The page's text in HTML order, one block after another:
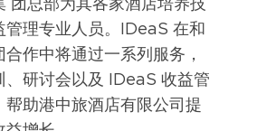
管理专业人员。IDeaS 在和
作中将通过一系列服务，
、研讨会以及 IDeaS 收益管
帮助港中旅酒店有限公司提